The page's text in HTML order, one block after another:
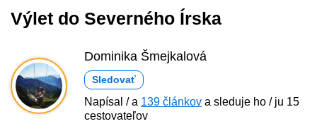
Výlet do Severného Írska
Dominika Šmejkalová
Sledovať
Napísal / a 139 článkov a sleduje ho / ju 15
cestovateľov